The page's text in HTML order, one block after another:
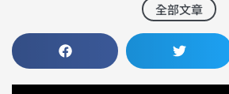
全部文章